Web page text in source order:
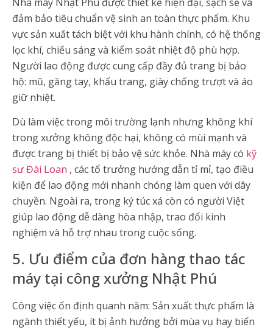
đảm bảo tiêu chuẩn vệ sinh an toàn thực phẩm. Khu
vực sản xuất tách biệt với khu hành chính, có hệ thống
lọc khí, chiếu sáng và kiểm soát nhiệt độ phù hợp.
Người lao động được cung cấp đầy đủ trang bị bảo
hộ: mũ, găng tay, khẩu trang, giày chống trượt và áo
giữ nhiệt.
Dù làm việc trong môi trường lạnh nhưng không khí
trong xưởng không độc hại, không có mùi mạnh và
được trang bị thiết bị bảo vệ sức khỏe. Nhà máy có kỹ
sư Đài Loan , các tổ trưởng hướng dẫn tỉ mỉ, tạo điều
kiện để lao động mới nhanh chóng làm quen với dây
chuyền. Ngoài ra, trong ký túc xá còn có người Việt
giúp lao động dễ dàng hòa nhập, trao đổi kinh
nghiệm và hỗ trợ nhau trong cuộc sống.
5. Ưu điểm của đơn hàng thao tác
máy tại công xưởng Nhật Phú
Công việc ổn định quanh năm: Sản xuất thực phẩm là
ngành thiết yếu, ít bị ảnh hưởng bởi mùa vụ hay biến